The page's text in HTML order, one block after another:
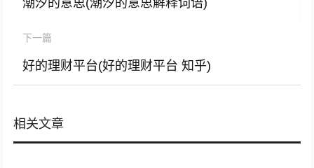
下一篇
好的理财平台(好的理财平台 知乎)
相关文章